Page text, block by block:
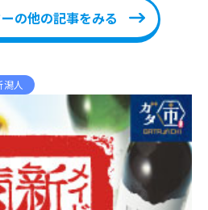
の他の記事をみる
潟人